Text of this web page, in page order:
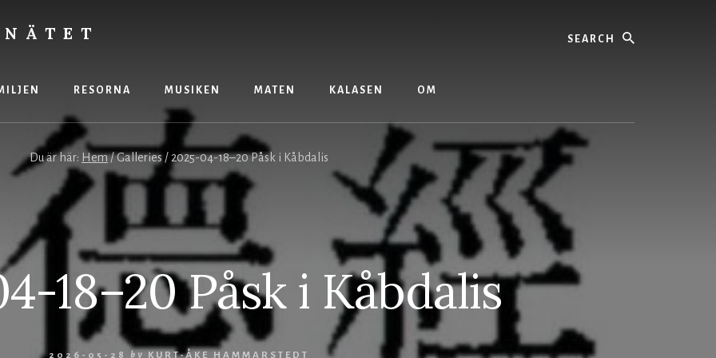
RESORNA MUSIKEN MATEN KALASEN OM
Du är här: Hem/Galleries / 2025-04-18–20 Påsk i Kåbdalis
18–20 Påsk i Kåbdalis
2026-05-28 by KURT-ÅKE HAMMARSTEDT